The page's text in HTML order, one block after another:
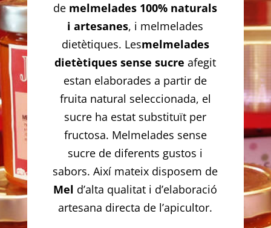
de melmelades 100% naturals
i artesanes, i melmelades
dietètiques. Lesmelmelades
dietètiques sense sucre afegit
estan elaborades a partir de
fruita natural seleccionada, el
sucre ha estat substituït per
fructosa. Melmelades sense
sucre de diferents gustos i
sabors. Així mateix disposem de
Mel d’alta qualitat i d’elaboració
artesana directa de l’apicultor.